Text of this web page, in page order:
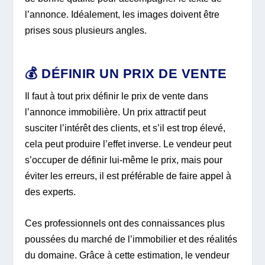
l’annonce. Idéalement, les images doivent être
prises sous plusieurs angles.
💰 DÉFINIR UN PRIX DE VENTE
Il faut à tout prix définir le prix de vente dans
l’annonce immobilière. Un prix attractif peut
susciter l’intérêt des clients, et s’il est trop élevé,
cela peut produire l’effet inverse. Le vendeur peut
s’occuper de définir lui-même le prix, mais pour
éviter les erreurs, il est préférable de faire appel à
des experts.
Ces professionnels ont des connaissances plus
poussées du marché de l’immobilier et des réalités
du domaine. Grâce à cette estimation, le vendeur